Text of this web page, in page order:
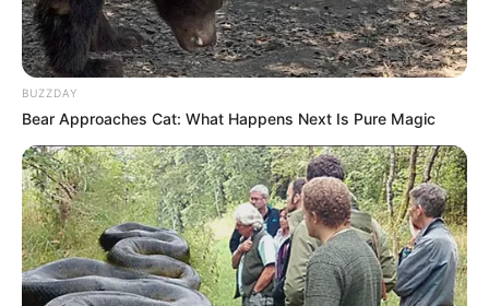
Digər xəbərlər
BUZZDAY
Bear Approaches Cat: What Happens Next Is Pure Magic